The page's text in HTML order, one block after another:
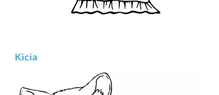
Kicia